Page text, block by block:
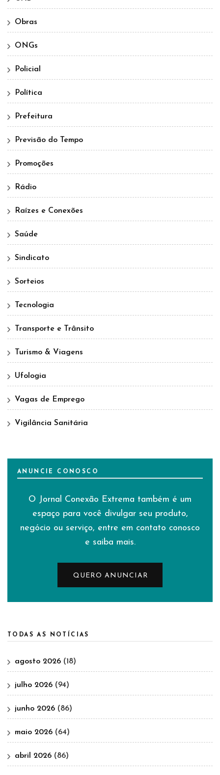
Obras
ONGs
Policial
Política
Prefeitura
Previsão do Tempo
Promoções
Rádio
Raízes e Conexões
Saúde
Sindicato
Sorteios
Tecnologia
Transporte e Trânsito
Turismo & Viagens
Ufologia
Vagas de Emprego
Vigilância Sanitária
ANUNCIE CONOSCO
O Jornal Conexão Extrema também é um
espaço para você divulgar seu produto,
negócio ou serviço, entre em contato conosco
e saiba mais.
QUERO ANUNCIAR
TODAS AS NOTÍCIAS
agosto 2026 (18)
julho 2026 (94)
junho 2026 (86)
maio 2026 (64)
abril 2026 (86)